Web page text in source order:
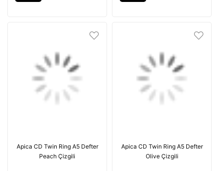
Apica CD Twin Ring A5 Defter
Peach Çizgili
Apica CD Twin Ring A5 Defter
Olive Çizgili